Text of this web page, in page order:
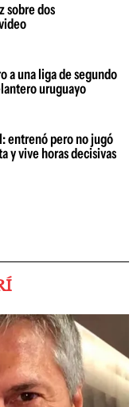
sobre dos
a una liga de segundo
uruguayo
entrenó pero no jugó
y vive horas decisivas